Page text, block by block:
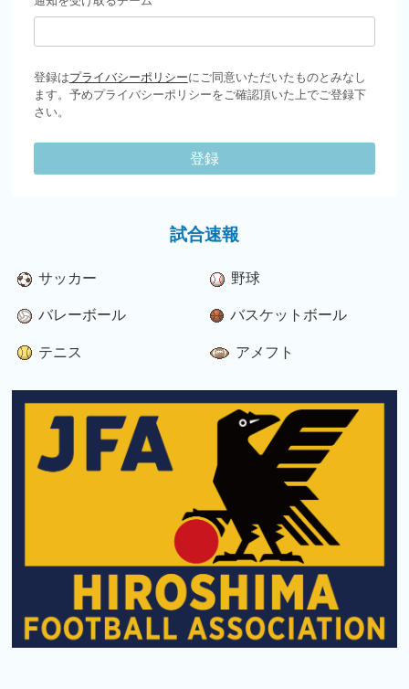
登録はプライバシーポリシーにご同意いただいたものとみなし
ます。予めプライバシーポリシーをご確認頂いた上でご登録下
さい。
登録
試合速報
サッカー 野球
バレーボール バスケットボール
テニス アメフト